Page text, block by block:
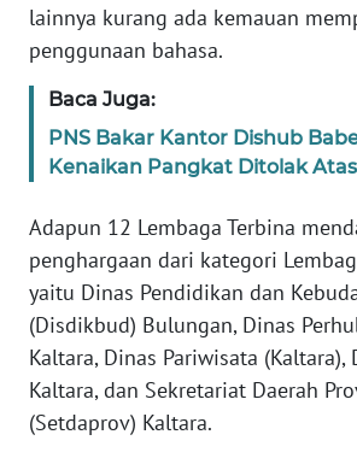
lainnya kurang ada kemauan
penggunaan bahasa.
Baca Juga:
PNS Bakar Kantor Dishub
Kenaikan Pangkat Ditolak
Adapun 12 Lembaga Terbina
penghargaan dari kategori
yaitu Dinas Pendidikan dan
(Disdikbud) Bulungan, Dinas
Kaltara, Dinas Pariwisata (Kaltara),
Kaltara, dan Sekretariat Daerah
(Setdaprov) Kaltara.
WN
RIAU
WN
SERAMBI
JAMBI
WN
SULTRA
WN
NTB